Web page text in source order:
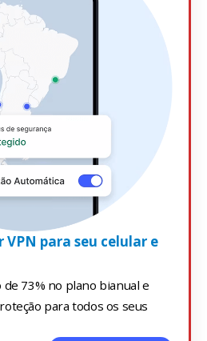
para seu celular e
73% no plano bianual e
para todos os seus